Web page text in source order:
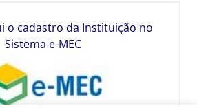
o cadastro da Instituição no
Sistema e-MEC